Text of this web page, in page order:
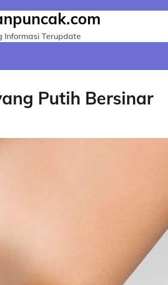
Informasi Terupdate
Putih Bersinar